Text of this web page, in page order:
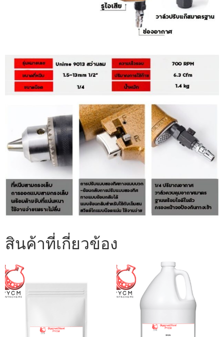
สินค้าที่เกี่ยวข้อง